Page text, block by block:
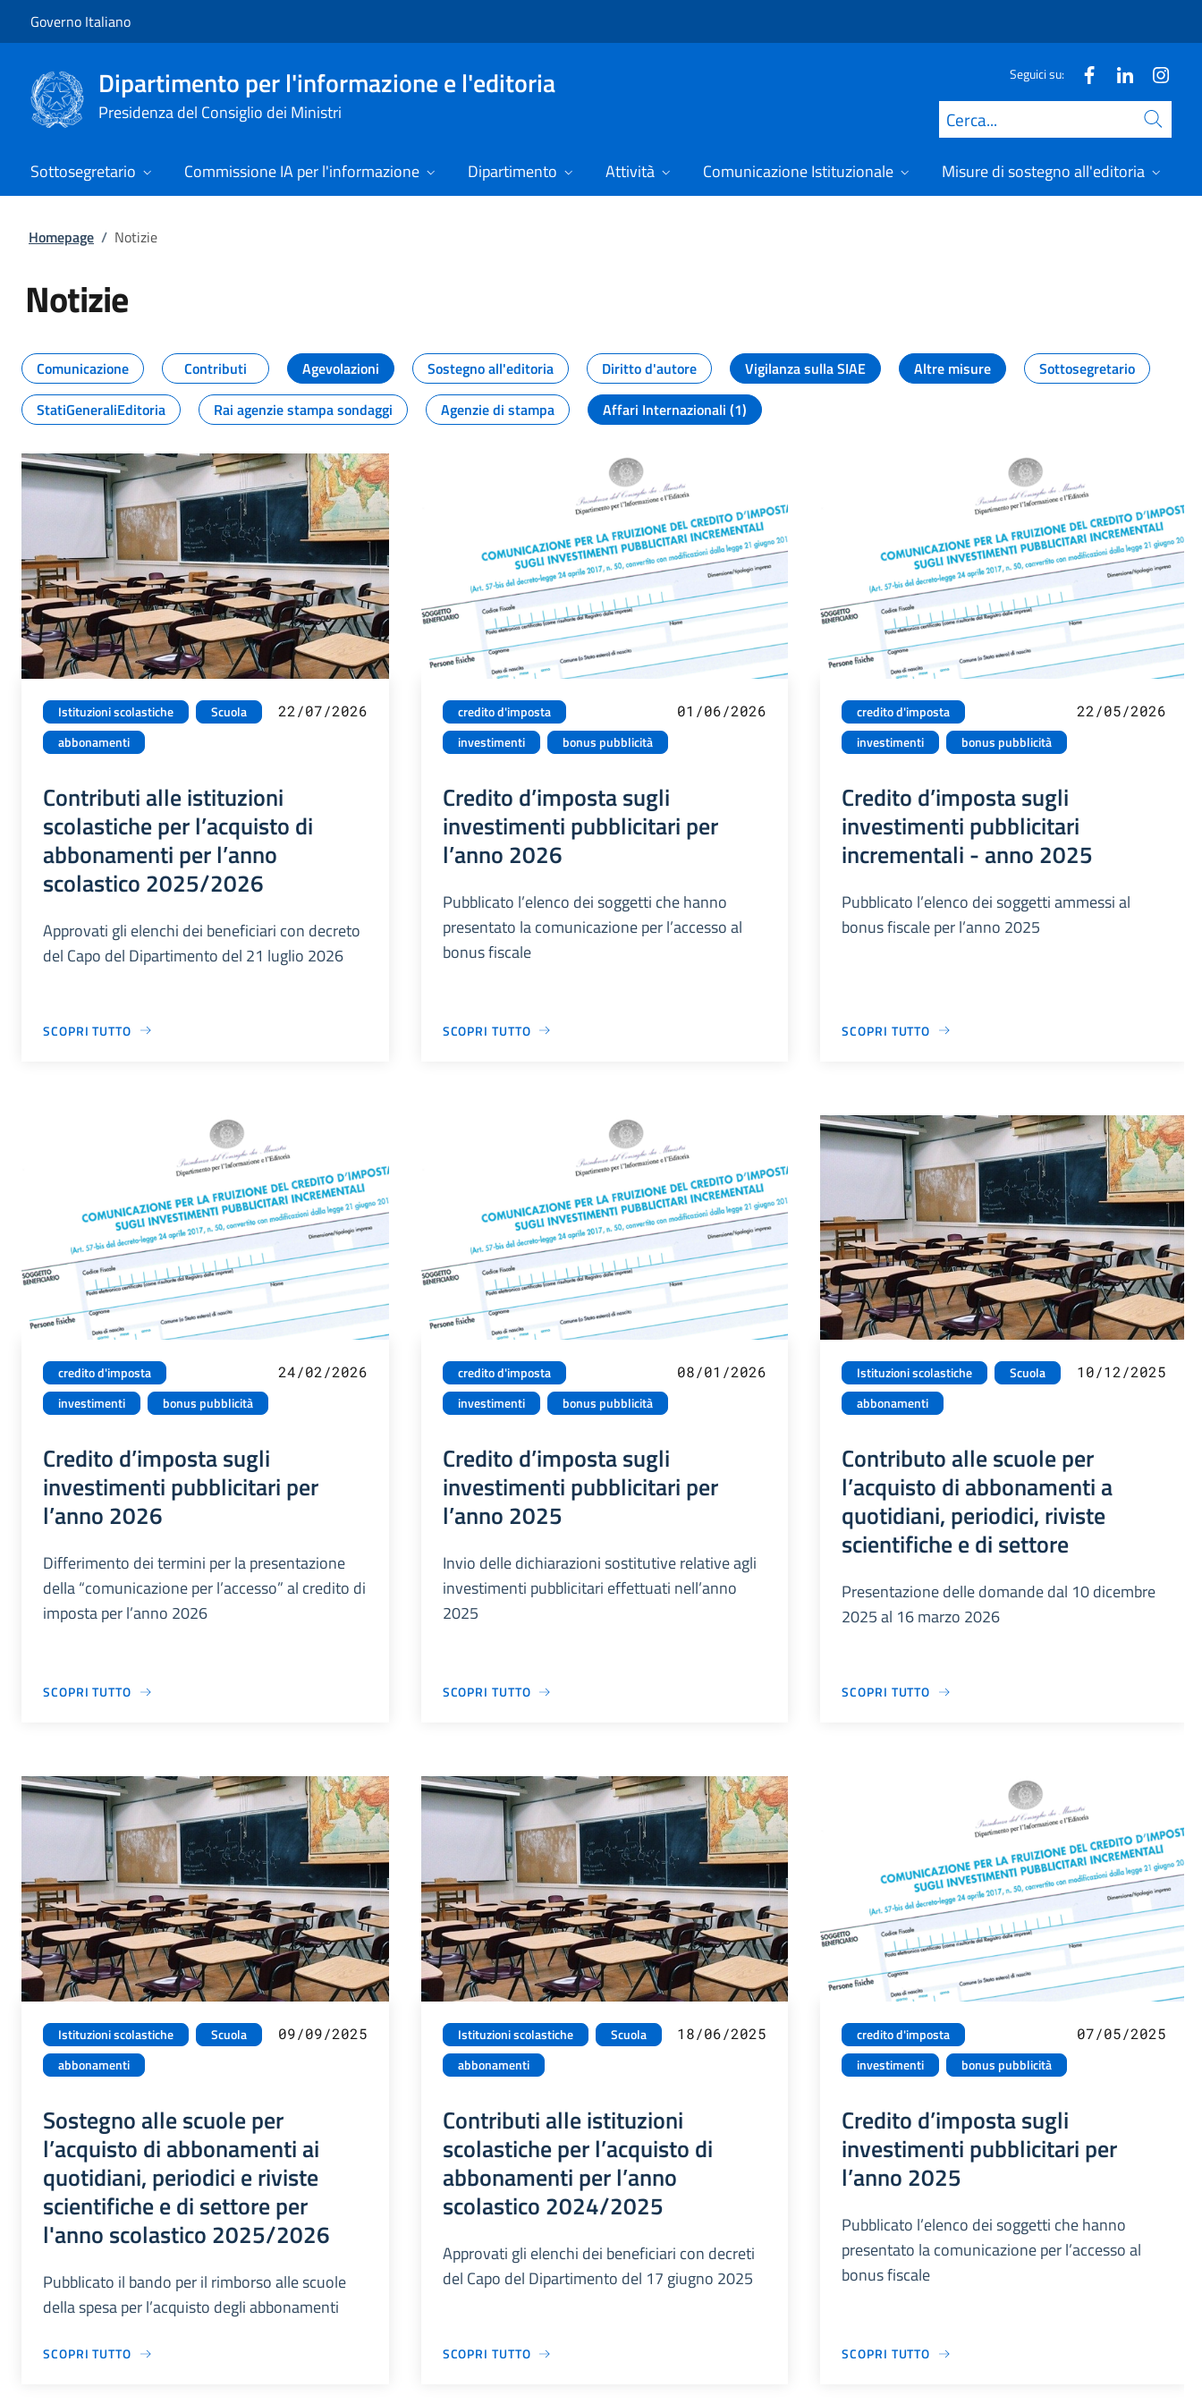
Governo Italiano
Dipartimento per l'informazione e l'editoria
Presidenza del Consiglio dei Ministri
Seguici su:
Cerca
Sottosegretario Commissione IA per l'informazione Dipartimento Attività Comunicazione Istituzionale Misure di sostegno all'editoria
Homepage / Notizie
Notizie
Tutti i contenuti della pagina Notizie
Comunicazione Contributi Agevolazioni Sostegno all'editoria Diritto d'autore Vigilanza sulla SIAE Altre misure
Sottosegretario
StatiGeneraliEditoria
Rai agenzie stampa sondaggi Agenzie di stampa Affari Internazionali (1)
Istituzioni scolastiche
Scuola
abbonamenti
22/07/2026
Contributi alle istituzioni
scolastiche per l’acquisto di
abbonamenti per l’anno
scolastico 2025/2026
Approvati gli elenchi dei beneficiari con decreto
del Capo del Dipartimento del 21 luglio 2026
SCOPRI TUTTO
credito d'imposta
investimenti
bonus pubblicità
01/06/2026
Credito d’imposta sugli
investimenti pubblicitari per
l’anno 2026
Pubblicato l’elenco dei soggetti che hanno
presentato la comunicazione per l’accesso al
bonus fiscale
SCOPRI TUTTO
credito d'imposta
investimenti
bonus pubblicità
22/05/2026
Credito d’imposta sugli
investimenti pubblicitari
incrementali - anno 2025
Pubblicato l’elenco dei soggetti ammessi al
bonus fiscale per l’anno 2025
SCOPRI TUTTO
credito d'imposta
investimenti
bonus pubblicità
24/02/2026
Credito d’imposta sugli
investimenti pubblicitari per
l’anno 2026
Differimento dei termini per la presentazione
della “comunicazione per l’accesso” al credito di
imposta per l’anno 2026
SCOPRI TUTTO
credito d'imposta
investimenti
bonus pubblicità
08/01/2026
Credito d’imposta sugli
investimenti pubblicitari per
l’anno 2025
Invio delle dichiarazioni sostitutive relative agli
investimenti pubblicitari effettuati nell’anno
2025
SCOPRI TUTTO
Istituzioni scolastiche
Scuola
abbonamenti
10/12/2025
Contributo alle scuole per
l’acquisto di abbonamenti a
quotidiani, periodici, riviste
scientifiche e di settore
Presentazione delle domande dal 10 dicembre
2025 al 16 marzo 2026
SCOPRI TUTTO
Istituzioni scolastiche
Scuola
abbonamenti
09/09/2025
Sostegno alle scuole per
l’acquisto di abbonamenti ai
quotidiani, periodici e riviste
scientifiche e di settore per
l'anno scolastico 2025/2026
Pubblicato il bando per il rimborso alle scuole
della spesa per l’acquisto degli abbonamenti
SCOPRI TUTTO
Istituzioni scolastiche
Scuola
abbonamenti
18/06/2025
Contributi alle istituzioni
scolastiche per l’acquisto di
abbonamenti per l’anno
scolastico 2024/2025
Approvati gli elenchi dei beneficiari con decreti
del Capo del Dipartimento del 17 giugno 2025
SCOPRI TUTTO
credito d'imposta
investimenti
bonus pubblicità
07/05/2025
Credito d’imposta sugli
investimenti pubblicitari per
l’anno 2025
Pubblicato l’elenco dei soggetti che hanno
presentato la comunicazione per l’accesso al
bonus fiscale
SCOPRI TUTTO